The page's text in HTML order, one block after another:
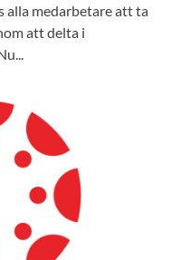
alla medarbetare att ta
att delta i